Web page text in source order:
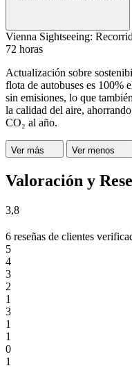
Vienna Sightseeing:
72 horas
Actualización sobre
flota de autobuses es 100%
sin emisiones, lo que
la calidad del aire,
CO₂ al año.
Ver más Ver menos
Valoración y
3,8
6 reseñas de clientes
5
4
3
2
1
3
1
1
0
1